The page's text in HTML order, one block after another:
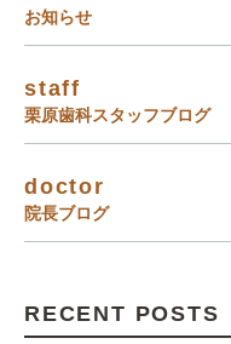
お知らせ
staff
栗原歯科スタッフブログ
doctor
院長ブログ
RECENT POSTS